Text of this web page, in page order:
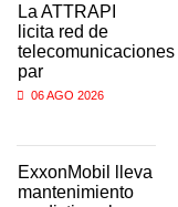
La ATTRAPI
licita red de
telecomunicaciones
par
06 AGO 2026
ExxonMobil lleva
mantenimiento